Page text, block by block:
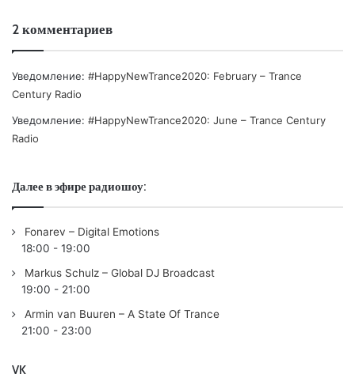
2 комментариев
Уведомление: #HappyNewTrance2020: February – Trance
Century Radio
Уведомление: #HappyNewTrance2020: June – Trance Century
Radio
Далее в эфире радиошоу:
Fonarev – Digital Emotions
18:00 - 19:00
Markus Schulz – Global DJ Broadcast
19:00 - 21:00
Armin van Buuren – A State Of Trance
21:00 - 23:00
VK